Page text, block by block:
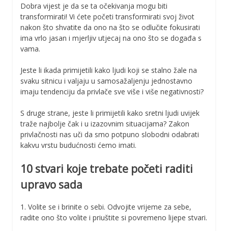
Dobra vijest je da se ta očekivanja mogu biti
transformirati! Vi ćete početi transformirati svoj život
nakon što shvatite da ono na što se odlučite fokusirati
ima vrlo jasan i mjerljiv utjecaj na ono što se događa s
vama.
Jeste li ikada primijetili kako ljudi koji se stalno žale na
svaku sitnicu i valjaju u samosažaljenju jednostavno
imaju tendenciju da privlače sve više i više negativnosti?
S druge strane, jeste li primijetili kako sretni ljudi uvijek
traže najbolje čak i u izazovnim situacijama? Zakon
privlačnosti nas uči da smo potpuno slobodni odabrati
kakvu vrstu budućnosti ćemo imati.
10 stvari koje trebate početi raditi
upravo sada
1. Volite se i brinite o sebi. Odvojite vrijeme za sebe,
radite ono što volite i priuštite si povremeno lijepe stvari.